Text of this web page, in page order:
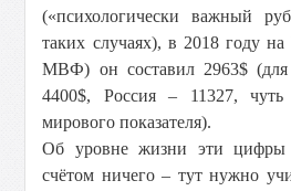
(«психологически важный
таких случаях), в 2018 году
МВФ) он составил 2963$ (для
4400$, Россия – 11327, чуть
мирового показателя).
Об уровне жизни эти цифры
счётом ничего – тут нужно